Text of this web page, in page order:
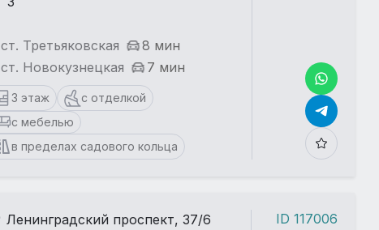
ст. Третьяковская
8 мин
ст. Новокузнецкая
7 мин
3 этаж
с отделкой
с мебелью
в пределах садового кольца
Ленинградский проспект, 37/6 ID 117006